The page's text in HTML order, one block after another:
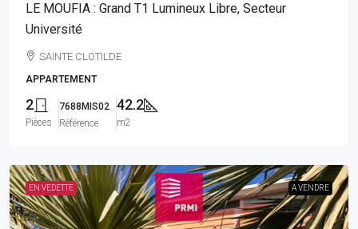
LE MOUFIA : Grand T1 Lumineux Libre, Secteur
Université
SAINTE CLOTILDE
APPARTEMENT
2
Pièces
7688MIS02
Référence
42.2
m2
EN VEDETTE A VENDRE